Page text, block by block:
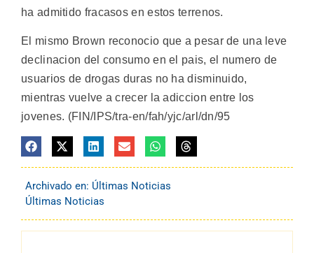
ha admitido fracasos en estos terrenos.
El mismo Brown reconocio que a pesar de una leve
declinacion del consumo en el pais, el numero de
usuarios de drogas duras no ha disminuido,
mientras vuelve a crecer la adiccion entre los
jovenes. (FIN/IPS/tra-en/fah/yjc/arl/dn/95
Archivado en: Últimas Noticias
Últimas Noticias